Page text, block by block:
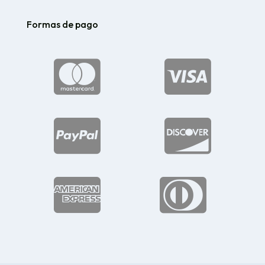
Formas de pago





